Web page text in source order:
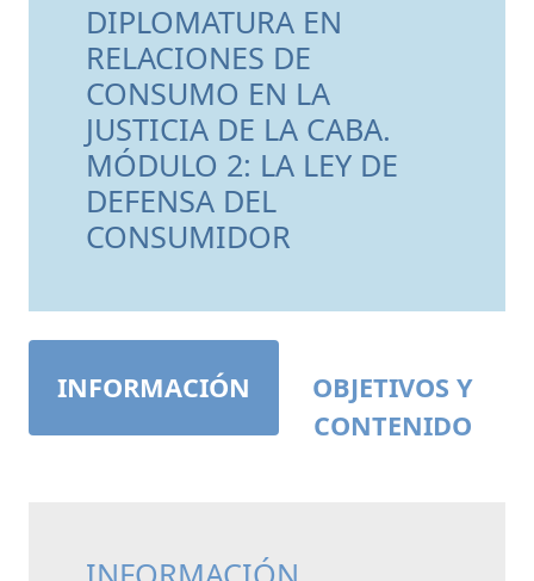
DIPLOMATURA EN
RELACIONES DE
CONSUMO EN LA
JUSTICIA DE LA CABA.
MÓDULO 2: LA LEY DE
DEFENSA DEL
CONSUMIDOR
INFORMACIÓN
OBJETIVOS Y
CONTENIDO